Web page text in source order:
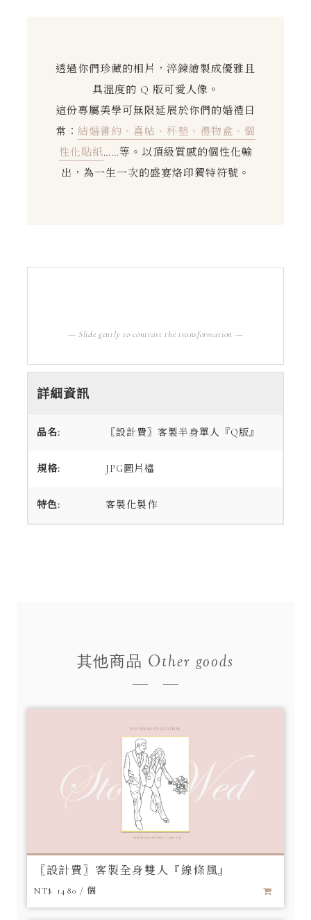
透過你們珍藏的相片，淬鍊繪製成優雅且
具溫度的 Q 版可愛人像。
這份專屬美學可無限延展於你們的婚禮日
常： 結婚書約、喜帖、杯墊、禮物盒、個
性化貼紙……等。以頂級質感的個性化輸
出，為一生一次的盛宴烙印獨特符號。
— Slide gently to contrast the transformation —
詳細資訊
品名: 〖設計費〗客製半身單人『Q版』
規格: JPG圖片檔
特色: 客製化製作
其他商品 Other goods
〖設計費〗客製全身雙人『線條風』
NT$ 1480 / 個